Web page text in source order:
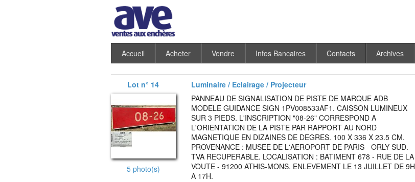
Accueil Acheter Vendre Infos Bancaires Contacts Archives
Lot n° 14 Luminaire / Eclairage / Projecteur
5 photo(s)
PANNEAU DE SIGNALISATION DE PISTE DE MARQUE ADB
MODELE GUIDANCE SIGN 1PV008533AF1. CAISSON LUMINEUX
SUR 3 PIEDS. L'INSCRIPTION "08-26" CORRESPOND A
L'ORIENTATION DE LA PISTE PAR RAPPORT AU NORD
MAGNETIQUE EN DIZAINES DE DEGRES. 100 X 336 X 23.5 CM.
PROVENANCE : MUSEE DE L'AEROPORT DE PARIS - ORLY SUD.
TVA RECUPERABLE. LOCALISATION : BATIMENT 678 - RUE DE LA
VOUTE - 91200 ATHIS-MONS. ENLEVEMENT LE 13 JUILLET DE 9H
A 17H.